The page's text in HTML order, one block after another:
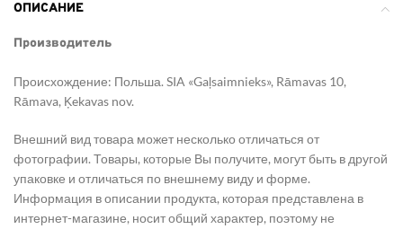
ОПИСАНИЕ
Производитель
Происхождение: Польша. SIA «Gaļsaimnieks», Rāmavas 10,
Rāmava, Ķekavas nov.
Внешний вид товара может несколько отличаться от
фотографии. Товары, которые Вы получите, могут быть в другой
упаковке и отличаться по внешнему виду и форме.
Информация в описании продукта, которая представлена в
интернет-магазине, носит общий характер, поэтому не